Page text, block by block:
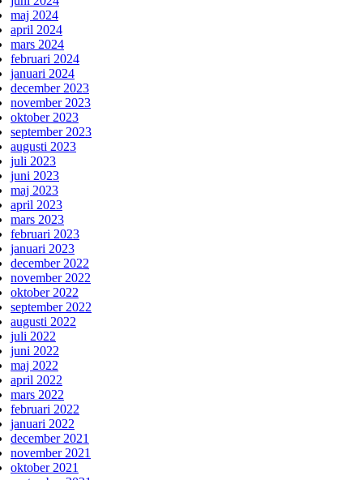
maj 2024
april 2024
mars 2024
februari 2024
januari 2024
december 2023
november 2023
oktober 2023
september 2023
augusti 2023
juli 2023
juni 2023
maj 2023
april 2023
mars 2023
februari 2023
januari 2023
december 2022
november 2022
oktober 2022
september 2022
augusti 2022
juli 2022
juni 2022
maj 2022
april 2022
mars 2022
februari 2022
januari 2022
december 2021
november 2021
oktober 2021